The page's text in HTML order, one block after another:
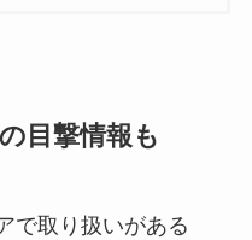
目撃情報も
で取り扱いがある